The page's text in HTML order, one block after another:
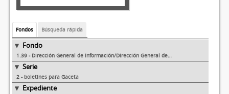
Fondos Búsqueda rápida
Fondo
1.39 - Dirección General de Información/Dirección General de Comunicación Social
Serie
2 - boletines para Gaceta
Expediente